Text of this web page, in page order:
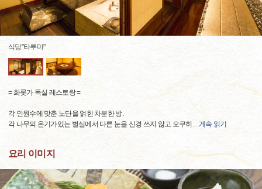
식당"타루마"
= 화롯가 독실 레스토랑 =
각 인원수에 맞춘 노단을 얽힌 차분한 방.
각 나무의 온기가있는 별실에서 다른 눈을 신경 쓰지 않고 오쿠히 …계속 읽기
요리 이미지